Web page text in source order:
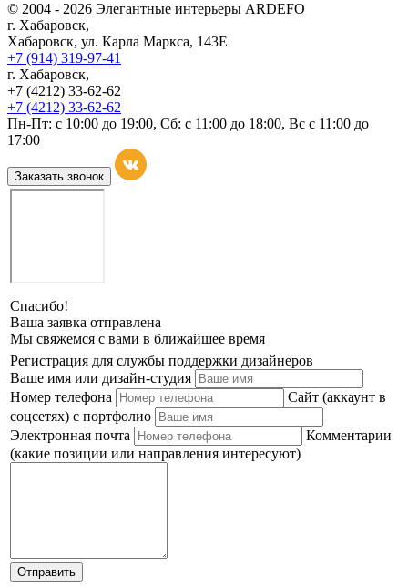
© 2004 - 2026 Элегантные интерьеры ARDEFO
г. Хабаровск,
Хабаровск, ул. Карла Маркса, 143Е
+7 (914) 319-97-41
г. Хабаровск,
+7 (4212) 33-62-62
+7 (4212) 33-62-62
Пн-Пт: с 10:00 до 19:00, Сб: с 11:00 до 18:00, Вс с 11:00 до
17:00
Заказать звонок
Спасибо!
Ваша заявка отправлена
Мы свяжемся с вами в ближайшее время
Регистрация для службы поддержки дизайнеров
Ваше имя или дизайн-студия
Номер телефона
Сайт (аккаунт в
соцсетях) с портфолио
Электронная почта
Комментарии
(какие позиции или направления интересуют)
Отправить